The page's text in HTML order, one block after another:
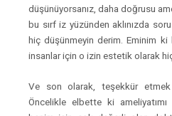
düşünüyorsanız, daha doğrusu
bu sırf iz yüzünden aklınızda
hiç düşünmeyin derim. Eminim
insanlar için o izin estetik olarak
Ve son olarak, teşekkür
Öncelikle elbette ki